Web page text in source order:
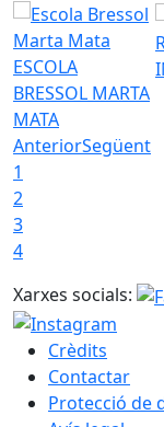
ESCOLA
BRESSOL MARTA
MATA
AnteriorSegüent
1
2
3
4
Xarxes socials:
Crèdits
Contactar
Protecció de